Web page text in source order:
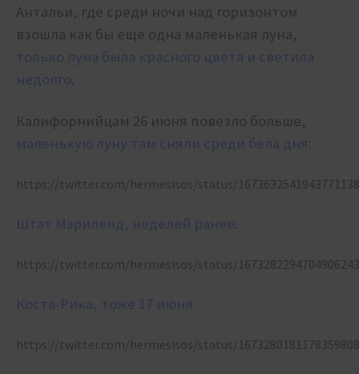
Антальи, где среди ночи над горизонтом
взошла как бы еще одна маленькая луна,
только луна была красного цвета и светила
недолго.
Калифорнийцам 26 июня повезло больше,
маленькую луну там сняли среди бела дня:
https://twitter.com/hermesisos/status/1673632541943771138
Штат Мэриленд, неделей ранее:
https://twitter.com/hermesisos/status/1673282294704906243
Коста-Рика, тоже 17 июня:
https://twitter.com/hermesisos/status/1673280181178359808